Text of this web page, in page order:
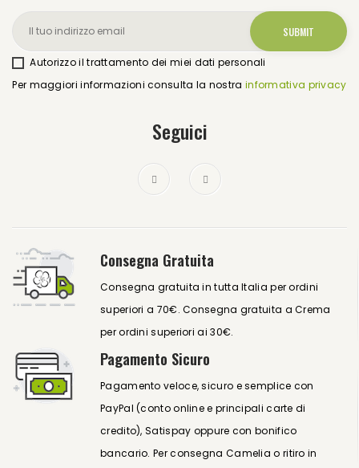
Autorizzo il trattamento dei miei dati personali
Per maggiori informazioni consulta la nostra informativa privacy
Seguici
Consegna Gratuita
Consegna gratuita in tutta Italia per ordini
superiori a 70€. Consegna gratuita a Crema
per ordini superiori ai 30€.
Pagamento Sicuro
Pagamento veloce, sicuro e semplice con
PayPal (conto online e principali carte di
credito), Satispay oppure con bonifico
bancario. Per consegna Camelia o ritiro in